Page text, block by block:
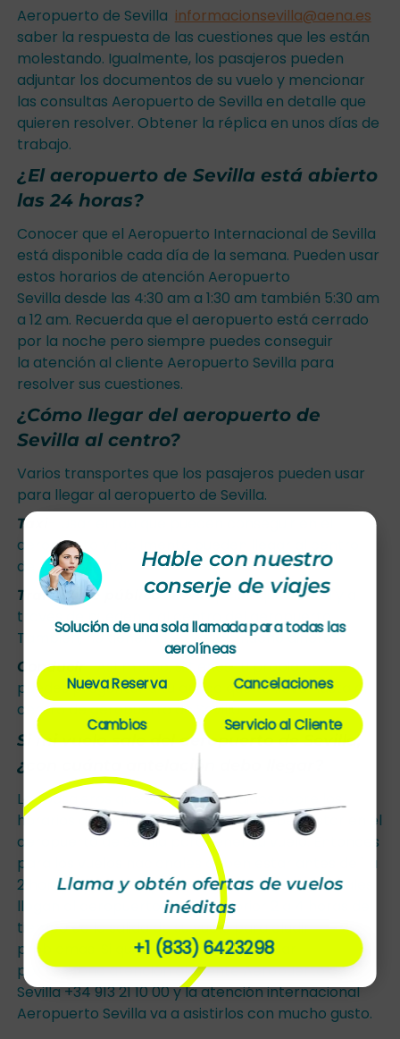
Aeropuerto de Sevilla informacionsevilla@aena.es
saber la respuesta de las cuestiones que les están
molestando. Igualmente, los pasajeros pueden
adjuntar los documentos de su vuelo y mencionar
las consultas Aeropuerto de Sevilla en detalle que
quieren resolver. Obtener la réplica en unos días de
trabajo.
¿El aeropuerto de Sevilla está abierto
las 24 horas?
Conocer que el Aeropuerto Internacional de Sevilla
está disponible cada día de la semana. Pueden usar
estos horarios de atención Aeropuerto
Sevilla desde las 4:30 am a 1:30 am también 5:30 am
a 12 am. Recuerda que el aeropuerto está cerrado
por la noche pero siempre puedes conseguir
la atención al cliente Aeropuerto Sevilla para
resolver sus cuestiones.
¿Cómo llegar del aeropuerto de
Sevilla al centro?
Varios transportes que los pasajeros pueden usar
para llegar al aeropuerto de Sevilla.
Taxi
aeropuerto y fácilmente pueden llegar al centro
del aeropuerto.
Transporte público- Es la opción que tienen y a
través de pueden ir al centro del aeropuerto.
También, no tienen que gastar mucho dinero.
Conducir- Así mismo, si tienes tu propio coche o
puedes preguntar a tu amigo que te lleva hasta al
centro de aeropuerto de Sevilla.
Si mi vuelo sale del aeropuerto de Sevilla,
¿con cuánta antelación debo llegar?
Los pasajeros que están confundidos sobre los
horarios de vuelos o cuanto antes deben estar en el
aeropuerto de Sevilla para tener su vuelo. Entonces
para los vuelos nacionales deben estar antes de 1 a
2 horas de su vuelo. Para los vuelos internacionales
llegan al aeropuerto de Sevilla prior 2 a 4 horas del
tiempo de la salida de su vuelo para eludir
problemas. Si quieren saber más hablar
por teléfono atención al cliente Aeropuerto de
Sevilla +34 913 21 10 00 y la atención internacional
Aeropuerto Sevilla va a asistirlos con mucho gusto.
Hable con nuestro
conserje de viajes
Solución de una sola llamada para todas las
aerolíneas
Nueva Reserva
Cancelaciones
Cambios Servicio al Cliente
Llama y obtén ofertas de vuelos
inéditas
+1 (833) 6423298